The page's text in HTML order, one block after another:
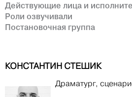
Действующие лица и
Роли озвучивали
Постановочная группа
КОНСТАНТИН СТЕШИК
Драматург,